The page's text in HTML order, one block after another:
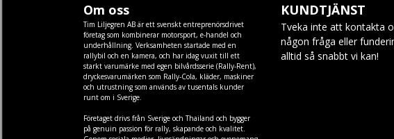
Om oss
Tim Liljegren AB är ett svenskt entreprenörsdrivet
företag som kombinerar motorsport, e-handel och
underhållning. Verksamheten startade med en
rallybil och en kamera, och har idag vuxit till ett
starkt varumärke med egen bilvårdsserie (Rally-Rent),
dryckesvarumärken som Rally-Cola, kläder, maskiner
och utrustning som används av tusentals kunder
runt om i Sverige.
Företaget drivs från Sverige och Thailand och bygger
på genuin passion för rally, skapande och kvalitet.
KUNDTJÄNST
Tveka inte att kontakta
någon fråga eller
alltid så snabbt vi kan!